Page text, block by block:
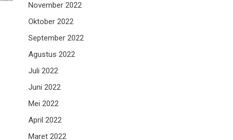
November 2022
Oktober 2022
September 2022
Agustus 2022
Juli 2022
Juni 2022
Mei 2022
April 2022
Maret 2022